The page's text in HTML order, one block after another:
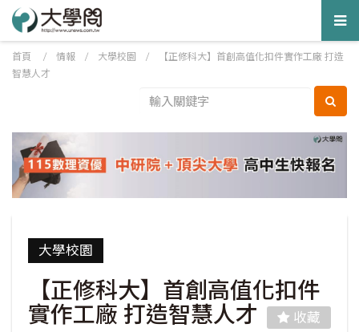
首頁 / 情報 / 大學校園 /
【正修科大】首創高值化扣件實作工廠 打造
智慧人才
大學校園
【正修科大】首創高值化扣件
實作工廠 打造智慧人才
收藏